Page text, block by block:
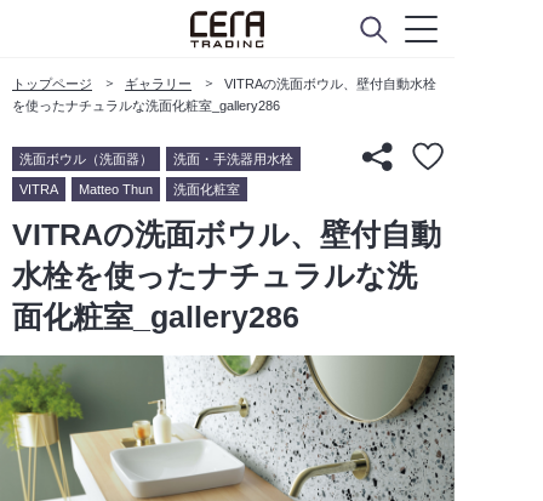
トップページ ギャラリー
VITRAの洗面ボウル、壁付自動水栓
を使ったナチュラルな洗面化粧室_gallery286
洗面ボウル（洗面器） 洗面・手洗器用水栓
VITRA Matteo Thun 洗面化粧室
VITRAの洗面ボウル、壁付自動
水栓を使ったナチュラルな洗
面化粧室_gallery286